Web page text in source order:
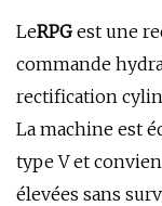
LeRPG est une
commande
rectification
La machine est
type V et
élevées sans